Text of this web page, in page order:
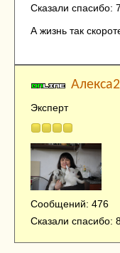
Сказали спасибо:
А жизнь так
Эксперт
Сообщений: 476
Сказали спасибо: